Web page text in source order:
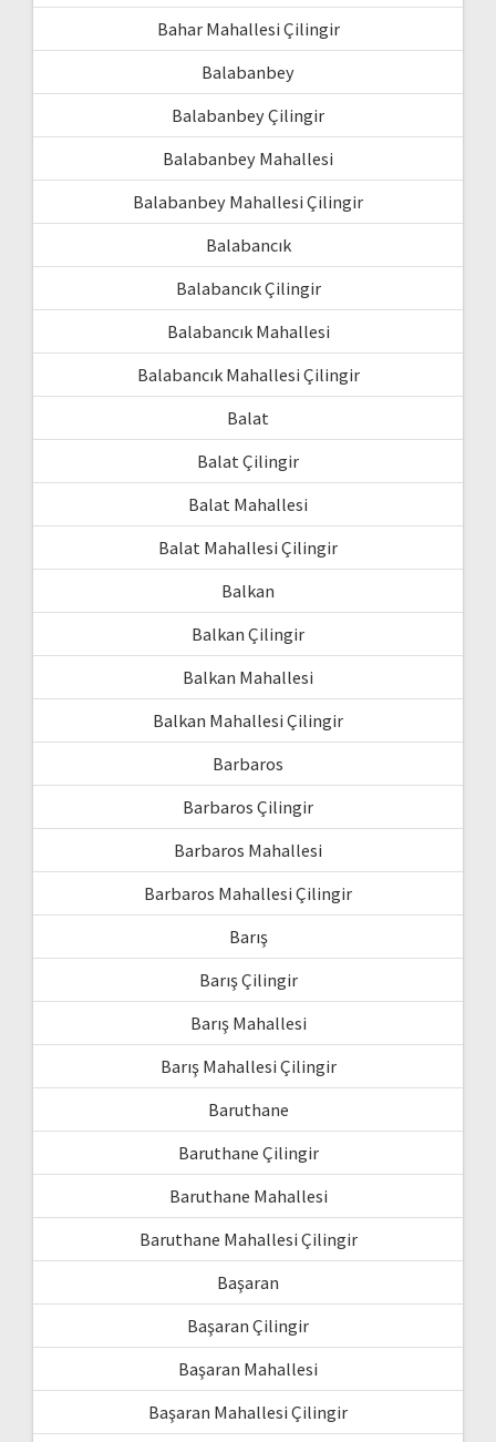
Bahar Mahallesi Çilingir
Balabanbey
Balabanbey Çilingir
Balabanbey Mahallesi
Balabanbey Mahallesi Çilingir
Balabancık
Balabancık Çilingir
Balabancık Mahallesi
Balabancık Mahallesi Çilingir
Balat
Balat Çilingir
Balat Mahallesi
Balat Mahallesi Çilingir
Balkan
Balkan Çilingir
Balkan Mahallesi
Balkan Mahallesi Çilingir
Barbaros
Barbaros Çilingir
Barbaros Mahallesi
Barbaros Mahallesi Çilingir
Barış
Barış Çilingir
Barış Mahallesi
Barış Mahallesi Çilingir
Baruthane
Baruthane Çilingir
Baruthane Mahallesi
Baruthane Mahallesi Çilingir
Başaran
Başaran Çilingir
Başaran Mahallesi
Başaran Mahallesi Çilingir